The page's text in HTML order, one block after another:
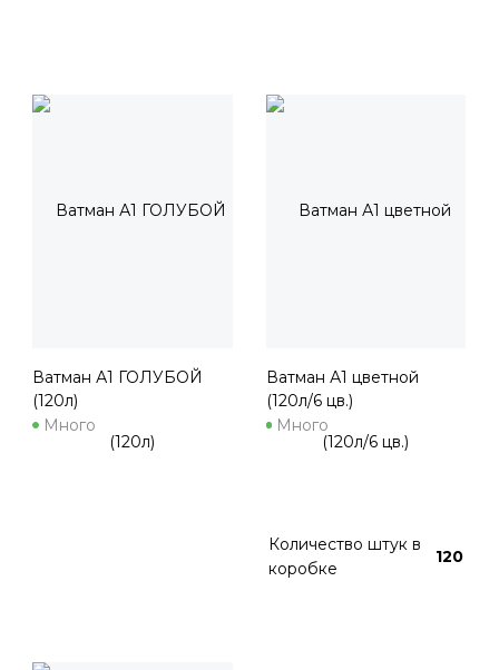
Ватман А1 ГОЛУБОЙ
(120л)
Много
Ватман А1 цветной
(120л/6 цв.)
Много
Количество штук в
коробке
120